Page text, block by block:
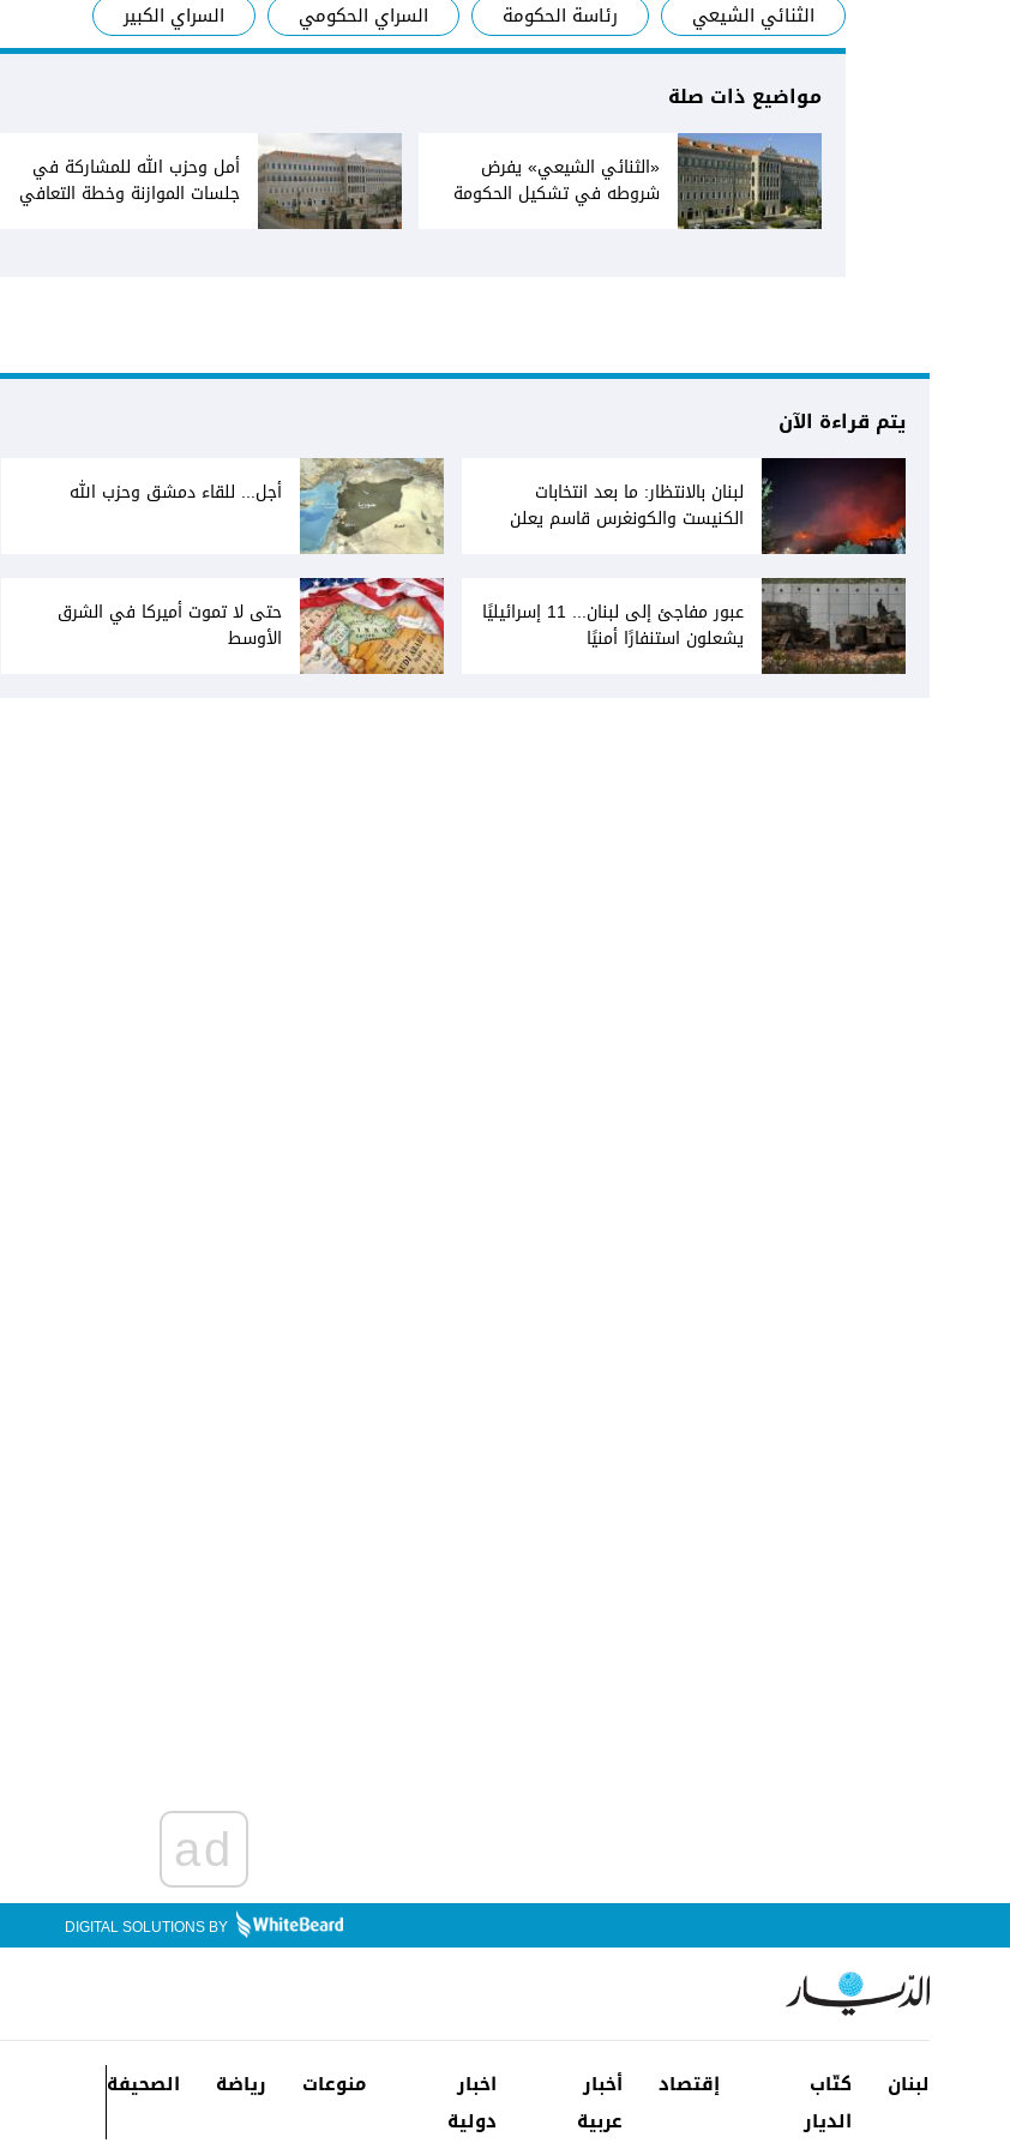
الثنائي الشيعي رئاسة الحكومة السراي الحكومي السراي الكبير
مواضيع ذات صلة
«الثنائي الشيعي» يفرض
شروطه في تشكيل الحكومة
أمل وحزب الله للمشاركة في
جلسات الموازنة وخطة التعافي
يتم قراءة الآن
لبنان بالانتظار: ما بعد انتخابات
الكنيست والكونغرس قاسم يعلن
أجل... للقاء دمشق وحزب الله
عبور مفاجئ إلى لبنان... 11 إسرائيليًا
يشعلون استنفارًا أمنيًا
حتى لا تموت أميركا في الشرق
الأوسط
ad
DIGITAL SOLUTIONS BY
لبنان
كتّاب
الديار
إقتصاد
أخبار
عربية
اخبار
دولية
منوعات رياضة الصحيفة